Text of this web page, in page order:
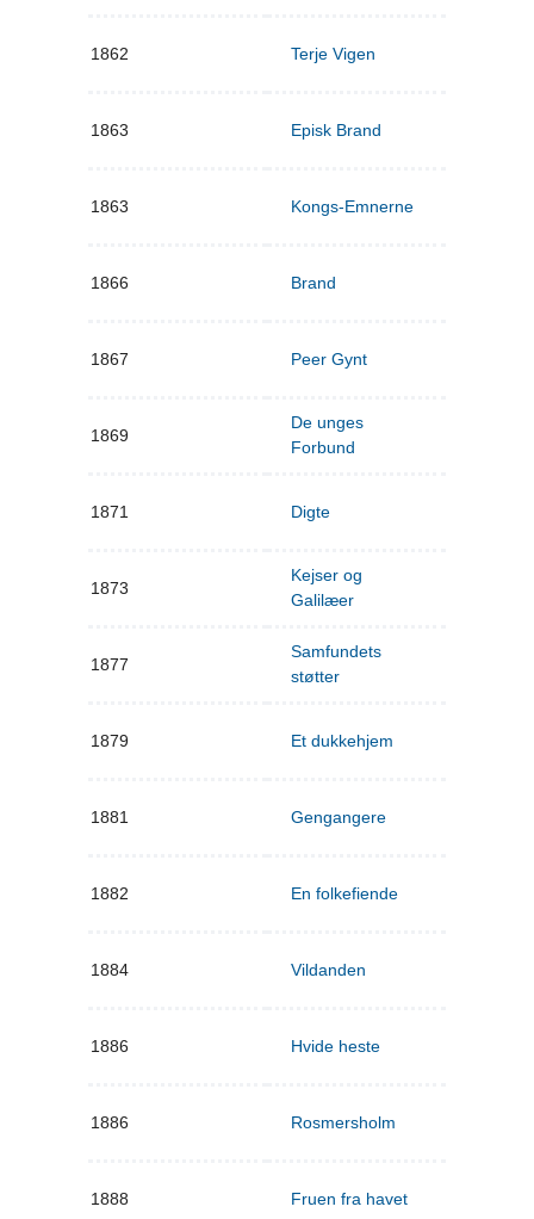
1862 Terje Vigen
1863 Episk Brand
1863 Kongs-Emnerne
1866 Brand
1867 Peer Gynt
1869
De unges
Forbund
1871 Digte
1873
Kejser og
Galilæer
1877
Samfundets
støtter
1879 Et dukkehjem
1881 Gengangere
1882 En folkefiende
1884 Vildanden
1886 Hvide heste
1886 Rosmersholm
1888 Fruen fra havet